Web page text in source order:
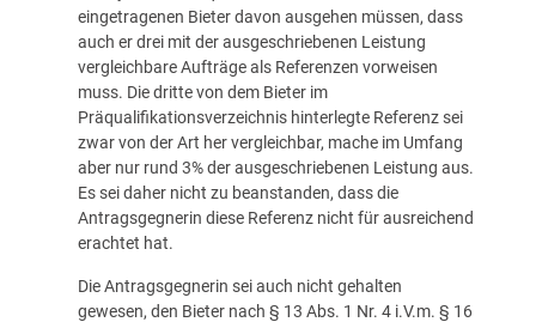
eingetragenen Bieter davon ausgehen müssen, dass
auch er drei mit der ausgeschriebenen Leistung
vergleichbare Aufträge als Referenzen vorweisen
muss. Die dritte von dem Bieter im
Präqualifikationsverzeichnis hinterlegte Referenz sei
zwar von der Art her vergleichbar, mache im Umfang
aber nur rund 3% der ausgeschriebenen Leistung aus.
Es sei daher nicht zu beanstanden, dass die
Antragsgegnerin diese Referenz nicht für ausreichend
erachtet hat.
Die Antragsgegnerin sei auch nicht gehalten
gewesen, den Bieter nach § 13 Abs. 1 Nr. 4 i.V.m. § 16